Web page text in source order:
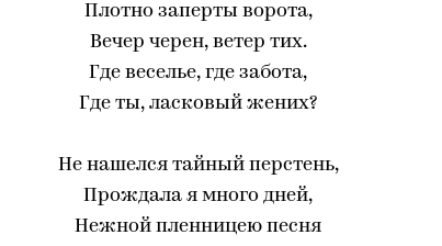
Плотно заперты ворота,
Вечер черен, ветер тих.
Где веселье, где забота,
Где ты, ласковый жених?
Не нашелся тайный перстень,
Прождала я много дней,
Нежной пленницею песня